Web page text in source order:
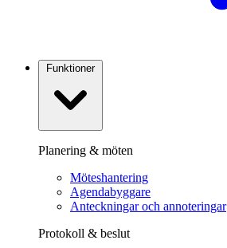
Funktioner
Planering & möten
Möteshantering
Agendabyggare
Anteckningar och annoteringar
Protokoll & beslut